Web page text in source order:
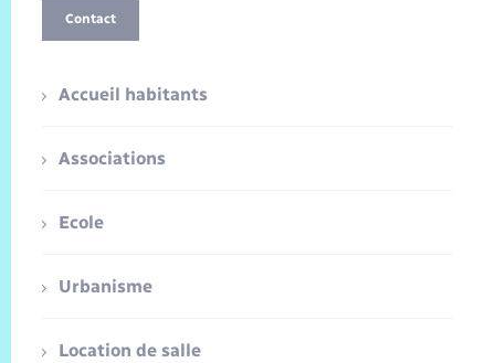
Contact
Accueil habitants
Associations
Ecole
Urbanisme
Location de salle